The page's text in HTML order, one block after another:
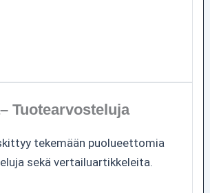
Tuotearvosteluja
tekemään puolueettomia
sekä vertailuartikkeleita.